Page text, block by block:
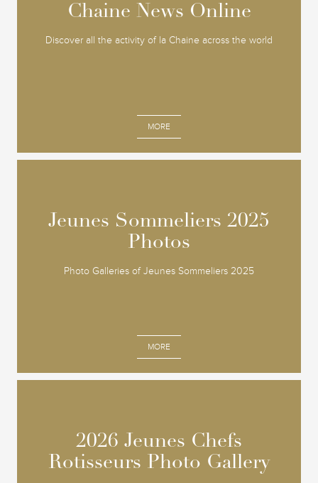
Chaine News Online
Discover all the activity of la Chaine across the world
MORE
Chaine News Online
Jeunes Sommeliers 2025
Photos
Photo Galleries of Jeunes Sommeliers 2025
MORE
Jeunes Sommeliers 2025
Photos
2026 Jeunes Chefs
Rotisseurs Photo Gallery
2026 Jeunes Chefs
Rotisseurs Photo Gallery